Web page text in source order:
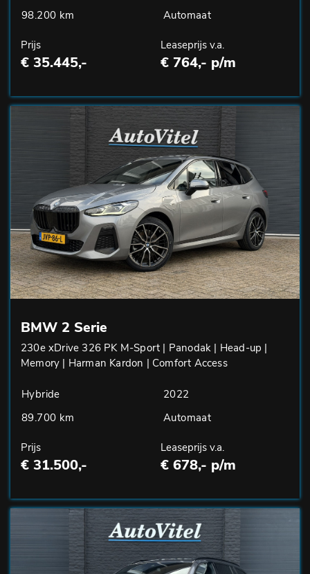
98.200 km
Automaat
Prijs
€ 35.445,-
Leaseprijs v.a.
€ 764,- p/m
BMW 2 Serie
230e xDrive 326 PK M-Sport | Panodak | Head-up |
Memory | Harman Kardon | Comfort Access
Hybride
2022
89.700 km
Automaat
Prijs
€ 31.500,-
Leaseprijs v.a.
€ 678,- p/m